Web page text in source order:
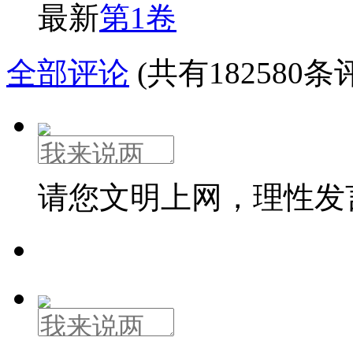
最新第1卷
全部评论 (共有182580条
请您文明上网，理性